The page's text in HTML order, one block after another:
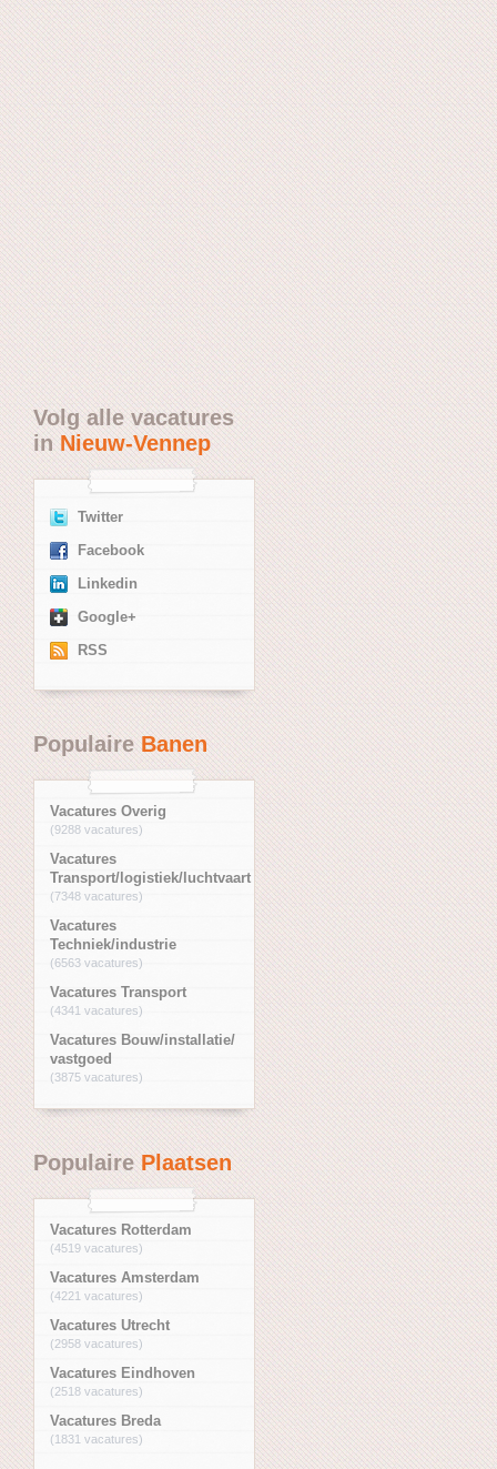
Volg alle vacatures
inNieuw-Vennep
Twitter
Facebook
Linkedin
Google+
RSS
PopulaireBanen
Vacatures Overig
(9288 vacatures)
Vacatures
Transport/logistiek/luchtvaart
(7348 vacatures)
Vacatures
Techniek/industrie
(6563 vacatures)
Vacatures Transport
(4341 vacatures)
Vacatures Bouw/installatie/
vastgoed
(3875 vacatures)
PopulairePlaatsen
Vacatures Rotterdam
(4519 vacatures)
Vacatures Amsterdam
(4221 vacatures)
Vacatures Utrecht
(2958 vacatures)
Vacatures Eindhoven
(2518 vacatures)
Vacatures Breda
(1831 vacatures)